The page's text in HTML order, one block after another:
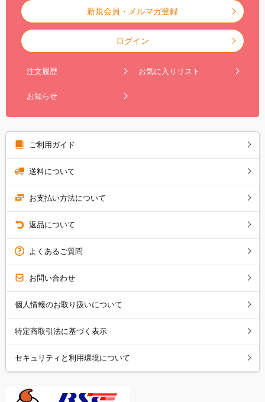
新規会員・メルマガ登録
ログイン
注文履歴 お気に入りリスト
お知らせ
ご利用ガイド
送料について
お支払い方法について
返品について
よくあるご質問
お問い合わせ
個人情報のお取り扱いについて
特定商取引法に基づく表示
セキュリティと利用環境について